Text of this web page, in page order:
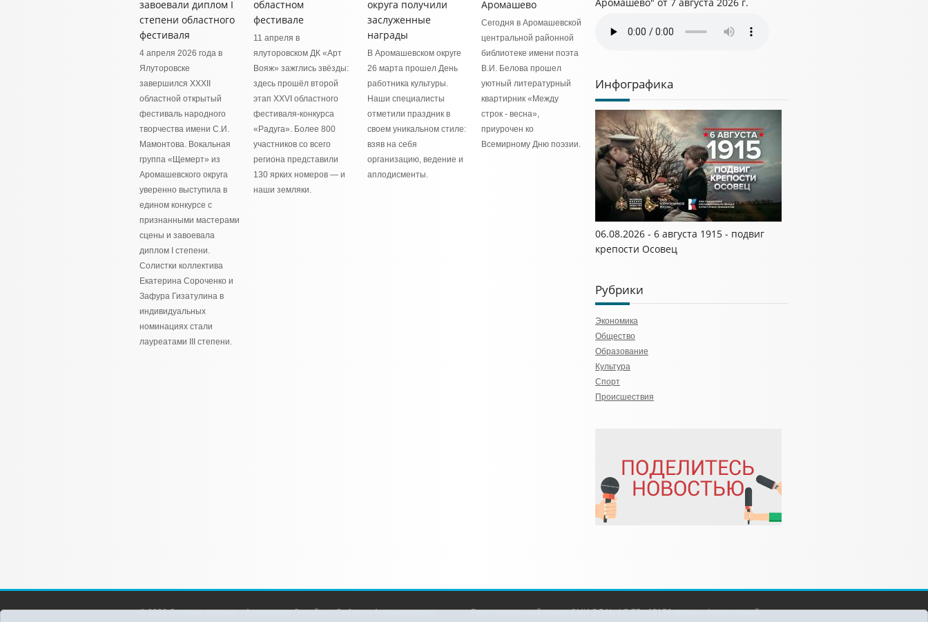
завоевали диплом I
степени областного
фестиваля
4 апреля 2026 года в
Ялуторовске
завершился XXXII
областной открытый
фестиваль народного
творчества имени С.И.
Мамонтова. Вокальная
группа «Щемерт» из
Аромашевского округа
уверенно выступила в
едином конкурсе с
признанными мастерами
сцены и завоевала
диплом I степени.
Солистки коллектива
Екатерина Сороченко и
Зафура Гизатулина в
индивидуальных
номинациях стали
лауреатами III степени.
областном
фестивале
11 апреля в
ялуторовском ДК «Арт
Вояж» зажглись звёзды:
здесь прошёл второй
этап XXVI областного
фестиваля-конкурса
«Радуга». Более 800
участников со всего
региона представили
130 ярких номеров — и
наши земляки.
округа получили
заслуженные
награды
В Аромашевском округе
26 марта прошел День
работника культуры.
Наши специалисты
отметили праздник в
своем уникальном стиле:
взяв на себя
организацию, ведение и
аплодисменты.
Аромашево
Сегодня в Аромашевской
центральной районной
библиотеке имени поэта
В.И. Белова прошел
уютный литературный
квартирник «Между
строк - весна»,
приурочен ко
Всемирному Дню поэзии.
Инфографика
06.08.2026 - 6 августа 1915 - подвиг
крепости Осовец
Рубрики
Экономика
Общество
Образование
Культура
Спорт
Происшествия
© 2026 Сетевое издание «Аромашево Онлайн» - События Аромашевского Регистрационный номер СМИ ЭЛ № ФС 77 - 65176 выдано Федеральной